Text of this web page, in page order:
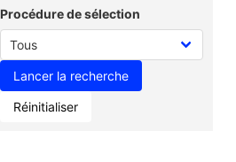
Procédure de sélection
Réinitialiser